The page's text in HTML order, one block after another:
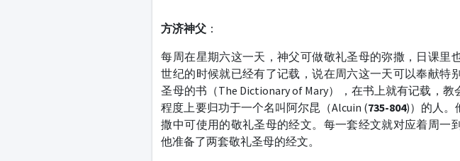
方济神父 ：
每周在星期六这一天，神父可做敬礼圣母的弥撒，日课里
世纪的时候就已经有了记载，说在周六这一天可以奉献特
圣母的书（The Dictionary of Mary），在书上就有记载，
程度上要归功于一个名叫阿尔昆（Alcuin (735-804)）的人。
撒中可使用的敬礼圣母的经文。每一套经文就对应着周一
他准备了两套敬礼圣母的经文。